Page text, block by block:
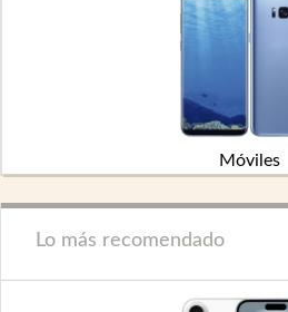
Móviles
Lo más recomendado